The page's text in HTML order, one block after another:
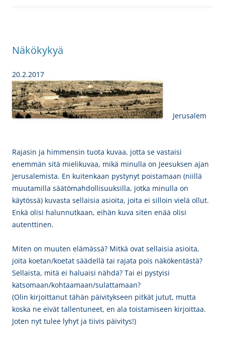
Näkökykyä
20.2.2017
Jerusalem
Rajasin ja himmensin tuota kuvaa, jotta se vastaisi
enemmän sitä mielikuvaa, mikä minulla on Jeesuksen ajan
Jerusalemista. En kuitenkaan pystynyt poistamaan (niillä
muutamilla säätömahdollisuuksilla, jotka minulla on
käytössä) kuvasta sellaisia asioita, joita ei silloin vielä ollut.
Enkä olisi halunnutkaan, eihän kuva siten enää olisi
autenttinen.
Miten on muuten elämässä? Mitkä ovat sellaisia asioita,
joita koetan/koetat säädellä tai rajata pois näkökentästä?
Sellaista, mitä ei haluaisi nähdä? Tai ei pystyisi
katsomaan/kohtaamaan/sulattamaan?
(Olin kirjoittanut tähän päivitykseen pitkät jutut, mutta
koska ne eivät tallentuneet, en ala toistamiseen kirjoittaa.
Joten nyt tulee lyhyt ja tiivis päivitys!)